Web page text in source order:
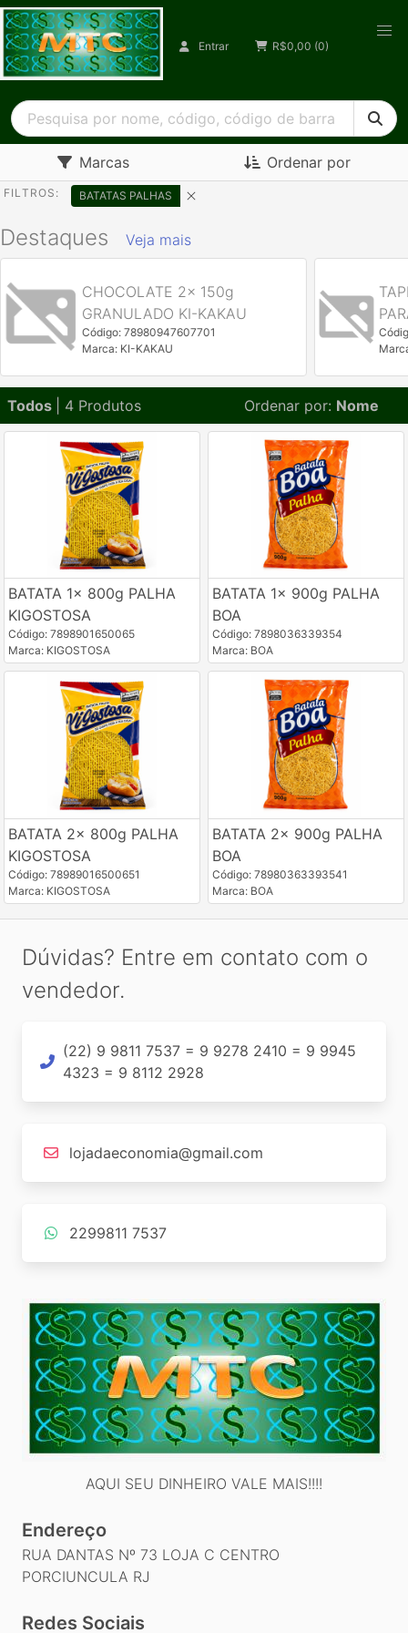
Entrar R$0,00 (0)
Marcas Ordenar por
FILTROS: BATATAS PALHAS
Destaques Veja mais
CHOCOLATE 2x 150g
GRANULADO KI-KAKAU
Código: 78980947607701
Marca: KI-KAKAU
Todos | 4 Produtos Ordenar por: Nome
BATATA 1x 800g PALHA
KIGOSTOSA
Código: 7898901650065
Marca: KIGOSTOSA
BATATA 1x 900g PALHA
BOA
Código: 7898036339354
Marca: BOA
BATATA 2x 800g PALHA
KIGOSTOSA
Código: 78989016500651
Marca: KIGOSTOSA
BATATA 2x 900g PALHA
BOA
Código: 78980363393541
Marca: BOA
Dúvidas? Entre em contato com o
vendedor.
(22) 9 9811 7537 = 9 9278 2410 = 9 9945
4323 = 9 8112 2928
lojadaeconomia@gmail.com
2299811 7537
AQUI SEU DINHEIRO VALE MAIS!!!!
Endereço
RUA DANTAS Nº 73 LOJA C CENTRO
PORCIUNCULA RJ
Redes Sociais